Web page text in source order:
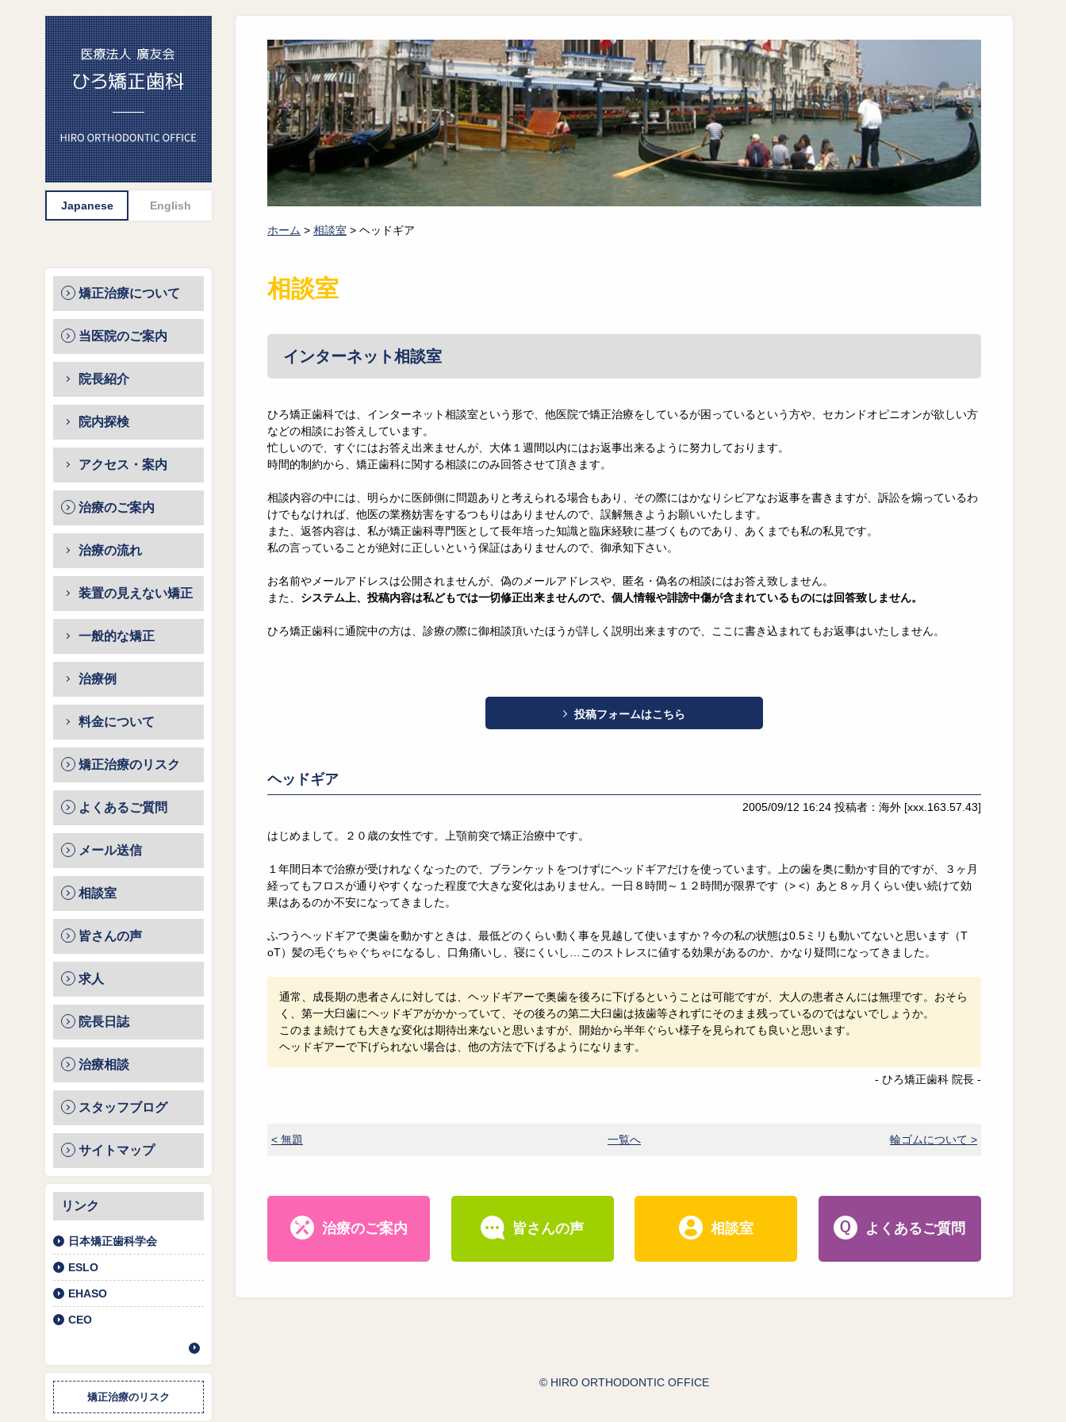
矯正治療について
当医院のご案内
院長紹介
院内探検
アクセス・案内
治療のご案内
治療の流れ
装置の見えない矯正
一般的な矯正
治療例
料金について
矯正治療のリスク
よくあるご質問
メール送信
相談室
皆さんの声
求人
院長日誌
治療相談
スタッフブログ
サイトマップ
リンク
日本矯正歯科学会
ESLO
EHASO
CEO
矯正治療のリスク
ホーム > 相談室 > ヘッドギア
相談室
インターネット相談室
ひろ矯正歯科では、インターネット相談室という形で、他医院で矯正治療をしているが困っているという方や、セカンドオピニオンが欲しい方
などの相談にお答えしています。
忙しいので、すぐにはお答え出来ませんが、大体１週間以内にはお返事出来るように努力しております。
時間的制約から、矯正歯科に関する相談にのみ回答させて頂きます。
相談内容の中には、明らかに医師側に問題ありと考えられる場合もあり、その際にはかなりシビアなお返事を書きますが、訴訟を煽っているわ
けでもなければ、他医の業務妨害をするつもりはありませんので、誤解無きようお願いいたします。
また、返答内容は、私が矯正歯科専門医として長年培った知識と臨床経験に基づくものであり、あくまでも私の私見です。
私の言っていることが絶対に正しいという保証はありませんので、御承知下さい。
お名前やメールアドレスは公開されませんが、偽のメールアドレスや、匿名・偽名の相談にはお答え致しません。
また、 システム上、投稿内容は私どもでは一切修正出来ませんので、個人情報や誹謗中傷が含まれているものには回答致しません。
ひろ矯正歯科に通院中の方は、診療の際に御相談頂いたほうが詳しく説明出来ますので、ここに書き込まれてもお返事はいたしません。
投稿フォームはこちら
ヘッドギア
2005/09/12 16:24 投稿者：海外 [xxx.163.57.43]
はじめまして。２０歳の女性です。上顎前突で矯正治療中です。
１年間日本で治療が受けれなくなったので、ブランケットをつけずにヘッドギアだけを使っています。上の歯を奥に動かす目的ですが、３ヶ月
経ってもフロスが通りやすくなった程度で大きな変化はありません。一日８時間～１２時間が限界です（> <）あと８ヶ月くらい使い続けて効
果はあるのか不安になってきました。
ふつうヘッドギアで奥歯を動かすときは、最低どのくらい動く事を見越して使いますか？今の私の状態は0.5ミリも動いてないと思います（T
oT）髪の毛ぐちゃぐちゃになるし、口角痛いし、寝にくいし…このストレスに値する効果があるのか、かなり疑問になってきました。
通常、成長期の患者さんに対しては、ヘッドギアーで奥歯を後ろに下げるということは可能ですが、大人の患者さんには無理です。おそら
く、第一大臼歯にヘッドギアがかかっていて、その後ろの第二大臼歯は抜歯等されずにそのまま残っているのではないでしょうか。
このまま続けても大きな変化は期待出来ないと思いますが、開始から半年ぐらい様子を見られても良いと思います。
ヘッドギアーで下げられない場合は、他の方法で下げるようになります。
- ひろ矯正歯科 院長 -
< 無題 一覧へ 輪ゴムについて >
治療のご案内 皆さんの声 相談室 よくあるご質問
© HIRO ORTHODONTIC OFFICE